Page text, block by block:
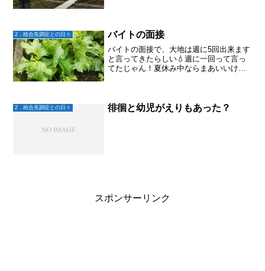
長女や次男から「薬...
2．統合失調症との日々 バイトの面接
バイトの面接で、大地は週に5回出来ます
と言ってきたらしい💧週に一回って言っ
てたじゃん！夏休み中ならまあいいけ
あるみたいだから、入...
2．統合失調症との日々 徘徊と幼児がえりもあった？
スポンサーリンク